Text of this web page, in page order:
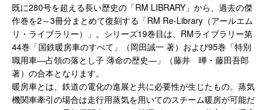
既に280号を超える長い歴史の「RM LIBRARY」から、過去の傑
作巻を2～3冊分まとめて復刻する「RM Re-Library（アールエム
リ・ライブラリー）」。シリーズ19巻目は、RMライブラリー第
44巻「国鉄暖房車のすべて」（岡田誠一 著）および95巻「特別
職用車―占領の落とし子 薄命の歴史―」（藤井 曄・藤田吾郎
著）の合本となります。
暖房車とは、鉄道の電化の進展と共に必要性が生じたもの。蒸気
機関車牽引の場合は走行用蒸気を用いてのスチーム暖房が可能だ